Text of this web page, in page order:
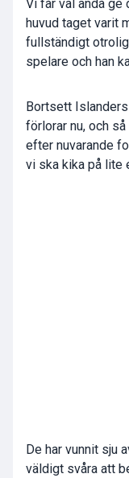
Vi får väl ändå
huvud taget varit
fullständigt
spelare och han
Bortsett
förlorar nu, och
efter nuvarande
vi ska kika på lite
De har vunnit sju
väldigt svåra att